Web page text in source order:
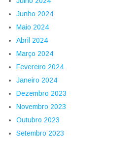
Junho 2024
Maio 2024
Abril 2024
Março 2024
Fevereiro 2024
Janeiro 2024
Dezembro 2023
Novembro 2023
Outubro 2023
Setembro 2023